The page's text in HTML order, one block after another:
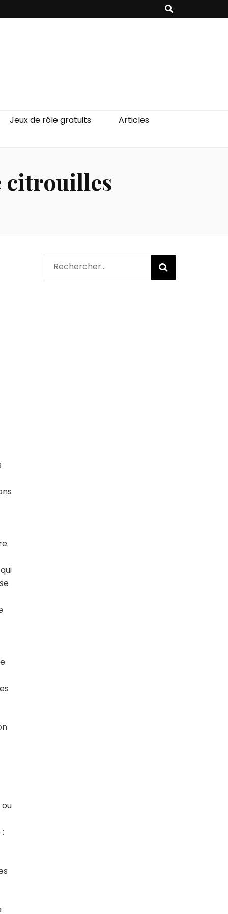
Jeux de rôle gratuits
Articles
citrouilles
Rechercher :